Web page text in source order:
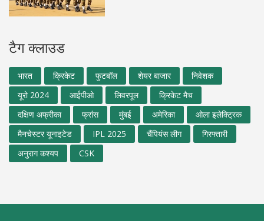
टैग क्लाउड
भारत क्रिकेट फुटबॉल शेयर बाजार
निवेशक
यूरो 2024
आईपीओ लिवरपूल
क्रिकेट मैच
दक्षिण अफ्रीका
फ्रांस मुंबई अमेरिका
ओला इलेक्ट्रिक
मैनचेस्टर यूनाइटेड
IPL 2025 चैंपियंस लीग
गिरफ्तारी
अनुराग कश्यप
CSK